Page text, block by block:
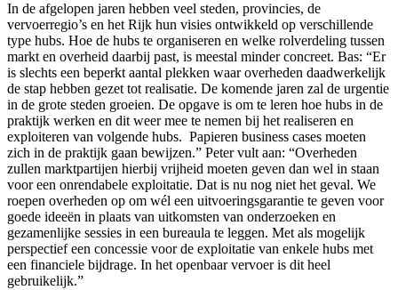
In de afgelopen jaren hebben veel steden, provincies, de
vervoerregio’s en het Rijk hun visies ontwikkeld op verschillende
type hubs. Hoe de hubs te organiseren en welke rolverdeling tussen
markt en overheid daarbij past, is meestal minder concreet. Bas: “Er
is slechts een beperkt aantal plekken waar overheden daadwerkelijk
de stap hebben gezet tot realisatie. De komende jaren zal de urgentie
in de grote steden groeien. De opgave is om te leren hoe hubs in de
praktijk werken en dit weer mee te nemen bij het realiseren en
exploiteren van volgende hubs. Papieren business cases moeten
zich in de praktijk gaan bewijzen.” Peter vult aan: “Overheden
zullen marktpartijen hierbij vrijheid moeten geven dan wel in staan
voor een onrendabele exploitatie. Dat is nu nog niet het geval. We
roepen overheden op om wél een uitvoeringsgarantie te geven voor
goede ideeën in plaats van uitkomsten van onderzoeken en
gezamenlijke sessies in een bureaula te leggen. Met als mogelijk
perspectief een concessie voor de exploitatie van enkele hubs met
een financiele bijdrage. In het openbaar vervoer is dit heel
gebruikelijk.”